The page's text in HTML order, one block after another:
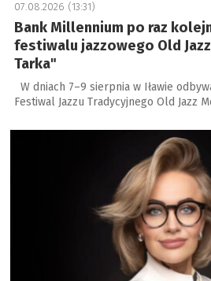
07.08.2026 (13:31)
Bank Millennium po raz
festiwalu jazzowego Old
Tarka"
W dniach 7–9 sierpnia w Iławie
Festiwal Jazzu Tradycyjnego Old Jazz
a